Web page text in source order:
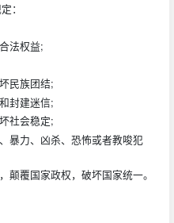
：
法权益;
民族团结;
封建迷信;
社会稳定;
暴力、凶杀、恐怖或者教唆犯
覆国家政权，破坏国家统一。